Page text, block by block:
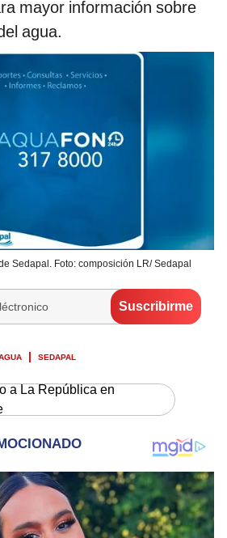
mayor información sobre
agua.
Sedapal. Foto: composición LR/ Sedapal
SEDAPAL
a La República en